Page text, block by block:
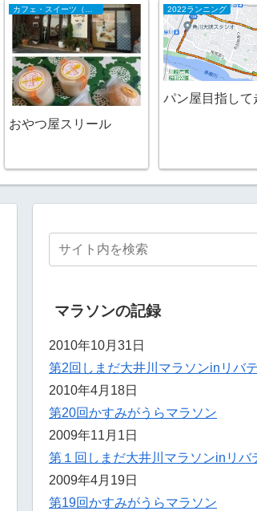
カフェ・スイーツ（山陰）
おやつ屋スリール
2022ランニング
パン屋目指して
マラソンの記録
2010年10月31日
第2回しまだ大井川マラソンinリバ
2010年4月18日
第20回かすみがうらマラソン
2009年11月1日
第１回しまだ大井川マラソンinリバ
2009年4月19日
第19回かすみがうらマラソン